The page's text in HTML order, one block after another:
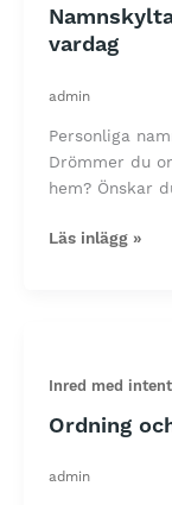
barnens
kläder
saker
god
tid
vardag
admin
Personliga
Drömmer du
hem? Önskar
Namnskyltar
Läs inlägg »
Inred med
Ordning
admin